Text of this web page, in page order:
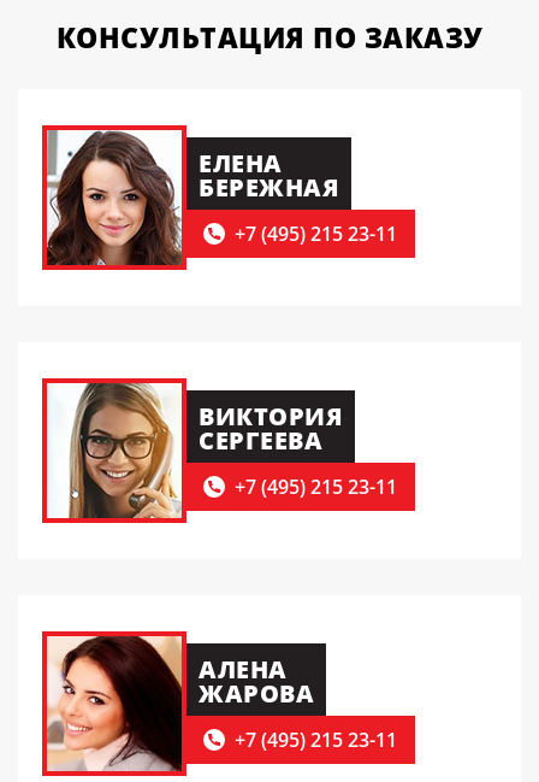
КОНСУЛЬТАЦИЯ ПО ЗАКАЗУ
ЕЛЕНА
БЕРЕЖНАЯ
+7 (495) 215 23-11
ВИКТОРИЯ
СЕРГЕЕВА
+7 (495) 215 23-11
АЛЕНА
ЖАРОВА
+7 (495) 215 23-11